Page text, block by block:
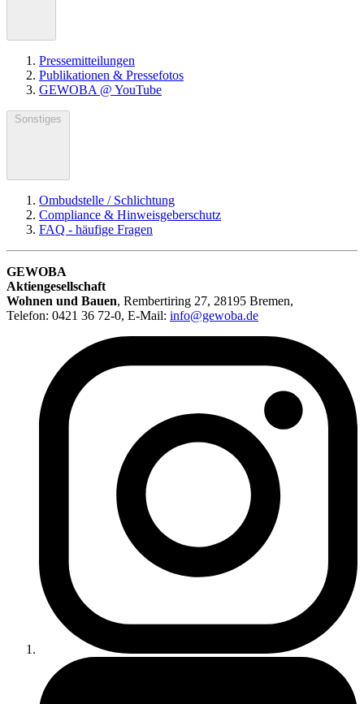
Pressemitteilungen
Publikationen & Pressefotos
GEWOBA @ YouTube
Sonstiges
Ombudstelle / Schlichtung
Compliance & Hinweisgeberschutz
FAQ - häufige Fragen
GEWOBA
Aktiengesellschaft
Wohnen und Bauen, Rembertiring 27, 28195 Bremen,
Telefon: 0421 36 72-0, E-Mail: info@gewoba.de